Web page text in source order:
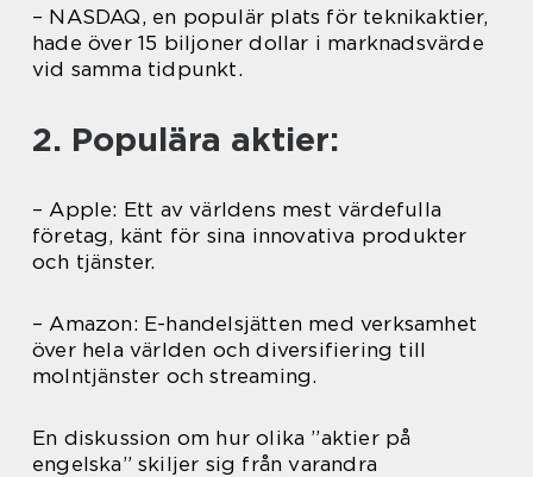
– NASDAQ, en populär plats för teknikaktier,
hade över 15 biljoner dollar i marknadsvärde
vid samma tidpunkt.
2. Populära aktier:
– Apple: Ett av världens mest värdefulla
företag, känt för sina innovativa produkter
och tjänster.
– Amazon: E-handelsjätten med verksamhet
över hela världen och diversifiering till
molntjänster och streaming.
En diskussion om hur olika ”aktier på
engelska” skiljer sig från varandra